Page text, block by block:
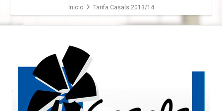
Inicio Tarifa Casals 2013/14